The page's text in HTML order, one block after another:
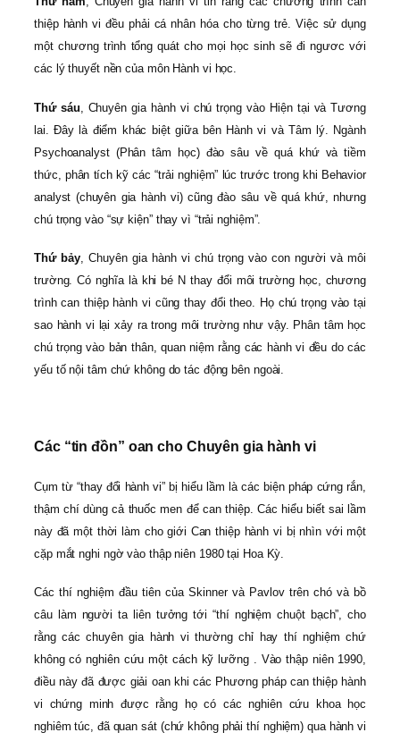
thiệp hành vi đều phải cá nhân hóa cho từng trẻ. Việc sử dụng
một chương trình tổng quát cho mọi học sinh sẽ đi ngươc với
các lý thuyết nền của môn Hành vi học.
Thứ sáu , Chuyên gia hành vi chú trọng vào Hiện tại và Tương
lai. Đây là điểm khác biệt giữa bên Hành vi và Tâm lý. Ngành
Psychoanalyst (Phân tâm học) đào sâu về quá khứ và tiềm
thức, phân tích kỹ các “trải nghiệm” lúc trước trong khi Behavior
analyst (chuyên gia hành vi) cũng đào sâu về quá khứ, nhưng
chú trọng vào “sự kiện” thay vì “trải nghiệm”.
Thứ bảy, Chuyên gia hành vi chú trọng vào con người và môi
trường. Có nghĩa là khi bé N thay đổi môi trường học, chương
trình can thiệp hành vi cũng thay đổi theo. Họ chú trọng vào tại
sao hành vi lại xảy ra trong môi trường như vậy. Phân tâm học
chú trọng vào bản thân, quan niệm rằng các hành vi đều do các
yếu tố nội tâm chứ không do tác động bên ngoài.
Các “tin đồn” oan cho Chuyên gia hành vi
Cụm từ “thay đổi hành vi” bị hiểu lầm là các biện pháp cứng rắn,
thậm chí dùng cả thuốc men để can thiệp. Các hiểu biết sai lầm
này đã một thời làm cho giới Can thiệp hành vi bị nhìn với một
cặp mắt nghi ngờ vào thập niên 1980 tại Hoa Kỳ.
Các thí nghiệm đầu tiên của Skinner và Pavlov trên chó và bồ
câu làm người ta liên tưởng tới “thí nghiệm chuột bạch”, cho
rằng các chuyên gia hành vi thường chỉ hay thí nghiệm chứ
không có nghiên cứu một cách kỹ lưỡng . Vào thập niên 1990,
điều này đã được giải oan khi các Phương pháp can thiệp hành
vi chứng minh được rằng họ có các nghiên cứu khoa học
nghiêm túc, đã quan sát (chứ không phải thí nghiệm) qua hành vi